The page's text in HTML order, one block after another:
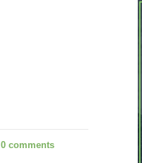
0 comments